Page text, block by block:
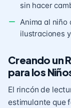
sin hacer
Anima al niño
ilustraciones
Creando un
para los
El rincón de
estimulante que